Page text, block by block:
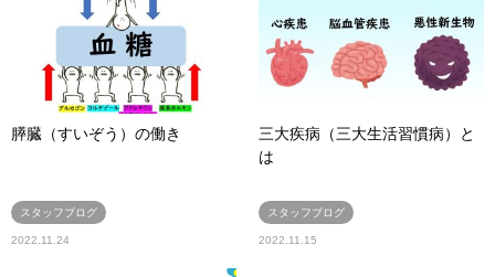
膵臓（すいぞう）の働き
スタッフブログ
2022.11.24
三大疾病（三大生活習慣病）と
は
スタッフブログ
2022.11.15